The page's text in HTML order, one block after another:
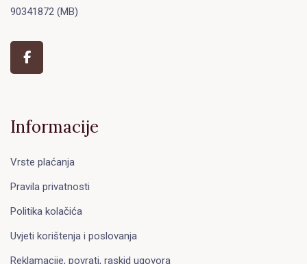
90341872 (MB)
Informacije
Vrste plaćanja
Pravila privatnosti
Politika kolačića
Uvjeti korištenja i poslovanja
Reklamacije, povrati, raskid ugovora